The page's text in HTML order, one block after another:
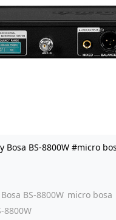
Bosa BS-8800W #micro
BS-8800W micro bosa
8800W